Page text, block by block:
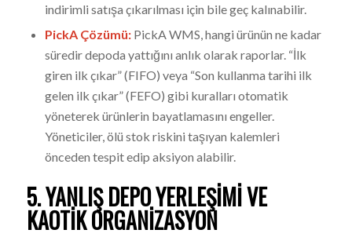
indirimli satışa çıkarılması için bile geç kalınabilir.
PickA Çözümü:PickA WMS, hangi ürünün ne kadar
süredir depoda yattığını anlık olarak raporlar. “İlk
giren ilk çıkar” (FIFO) veya “Son kullanma tarihi ilk
gelen ilk çıkar” (FEFO) gibi kuralları otomatik
yöneterek ürünlerin bayatlamasını engeller.
Yöneticiler, ölü stok riskini taşıyan kalemleri
önceden tespit edip aksiyon alabilir.
5. YANLIŞ DEPO YERLEŞIMI VE
KAOTIK ORGANIZASYON